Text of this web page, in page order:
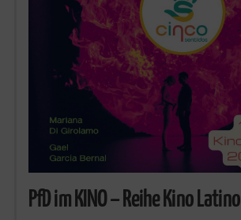
PfD im KINO – Reihe Kino Latino